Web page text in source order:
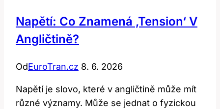
Napětí: Co Znamená ‚tension‘ V
Angličtině?
OdEuroTran.cz 8. 6. 2026
Napětí je slovo, které v angličtině může mít
různé významy. Může se jednat o fyzickou